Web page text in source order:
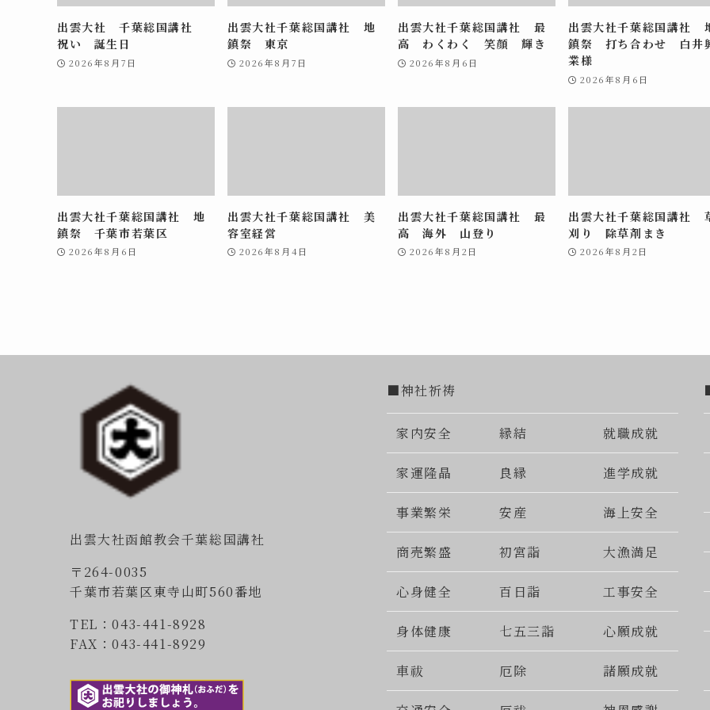
出雲大社 千葉総国講社
祝い 誕生日
2026年8月7日
出雲大社千葉総国講社 地
鎮祭 東京
2026年8月7日
出雲大社千葉総国講社 最
高 わくわく 笑顔 輝き
2026年8月6日
出雲大社千葉総国講社
鎮祭 打ち合わせ 白井
業様
2026年8月6日
出雲大社千葉総国講社 地
鎮祭 千葉市若葉区
2026年8月6日
出雲大社千葉総国講社 美
容室経営
2026年8月4日
出雲大社千葉総国講社 最
高 海外 山登り
2026年8月2日
出雲大社千葉総国講社
刈り 除草剤まき
2026年8月2日
出雲大社函館教会千葉総国講社
〒264-0035
千葉市若葉区東寺山町560番地
TEL：043-441-8928
FAX：043-441-8929
■神社祈祷
家内安全 縁結 就職成就
家運隆晶 良縁 進学成就
事業繁栄 安産 海上安全
商売繁盛 初宮詣 大漁満足
心身健全 百日詣 工事安全
身体健康 七五三詣 心願成就
車祓 厄除 諸願成就